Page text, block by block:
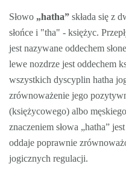
Słowo „hatha” składa się z
słońce i "tha" - księżyc.
jest nazywane oddechem
lewe nozdrze jest oddechem
wszystkich dyscyplin hatha
zrównoważenie jego
(księżycowego) albo
znaczeniem słowa „hatha”
oddaje poprawnie
jogicznych regulacji.